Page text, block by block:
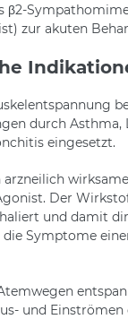
β2-
zur akuten
durch Asthma,
eingesetzt.
Der
und damit
Symptome
und Einströmen